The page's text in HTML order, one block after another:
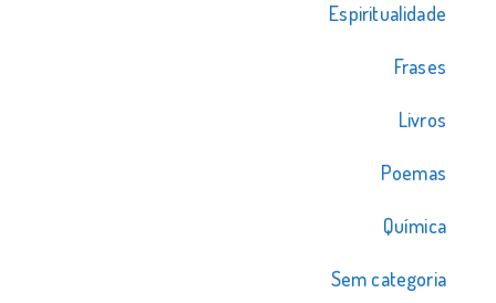
Espiritualidade
Frases
Livros
Poemas
Química
Sem categoria